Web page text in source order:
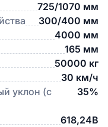
725/1070 мм
300/400 мм
4000 мм
165 мм
50000 кг
30 км/ч
уклон (с
35%
618,24В